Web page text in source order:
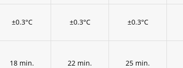
±0.3°C ±0.3°C ±0.3°C
18 min. 22 min. 25 min.